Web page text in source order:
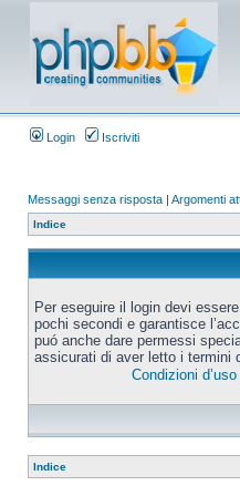
Login Iscriviti
Messaggi senza risposta | Argomenti
Indice
Per eseguire il login devi
pochi secondi e garantisce
puó anche dare permessi
assicurati di aver letto i termini
Condizioni d’uso|
Indice